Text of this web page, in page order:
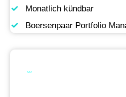
Monatlich kündbar
Boersenpaar Portfolio